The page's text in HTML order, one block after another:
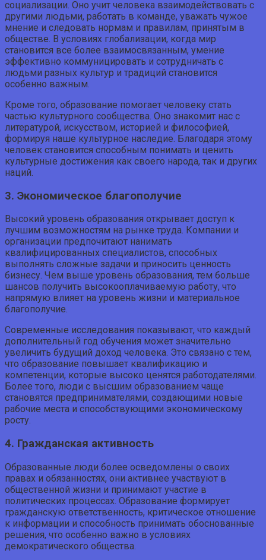
социализации. Оно учит человека взаимодействовать с
другими людьми, работать в команде, уважать чужое
мнение и следовать нормам и правилам, принятым в
обществе. В условиях глобализации, когда мир
становится все более взаимосвязанным, умение
эффективно коммуницировать и сотрудничать с
людьми разных культур и традиций становится
особенно важным.
Кроме того, образование помогает человеку стать
частью культурного сообщества. Оно знакомит нас с
литературой, искусством, историей и философией,
формируя наше культурное наследие. Благодаря этому
человек становится способным понимать и ценить
культурные достижения как своего народа, так и других
наций.
3. Экономическое благополучие
Высокий уровень образования открывает доступ к
лучшим возможностям на рынке труда. Компании и
организации предпочитают нанимать
квалифицированных специалистов, способных
выполнять сложные задачи и приносить ценность
бизнесу. Чем выше уровень образования, тем больше
шансов получить высокооплачиваемую работу, что
напрямую влияет на уровень жизни и материальное
благополучие.
Современные исследования показывают, что каждый
дополнительный год обучения может значительно
увеличить будущий доход человека. Это связано с тем,
что образование повышает квалификацию и
компетенции, которые высоко ценятся работодателями.
Более того, люди с высшим образованием чаще
становятся предпринимателями, создающими новые
рабочие места и способствующими экономическому
росту.
4. Гражданская активность
Образованные люди более осведомлены о своих
правах и обязанностях, они активнее участвуют в
общественной жизни и принимают участие в
политических процессах. Образование формирует
гражданскую ответственность, критическое отношение
к информации и способность принимать обоснованные
решения, что особенно важно в условиях
демократического общества.